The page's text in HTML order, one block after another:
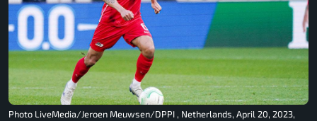
Photo LiveMedia/Jeroen Meuwsen/DPPI , Netherlands, April 20, 2023,